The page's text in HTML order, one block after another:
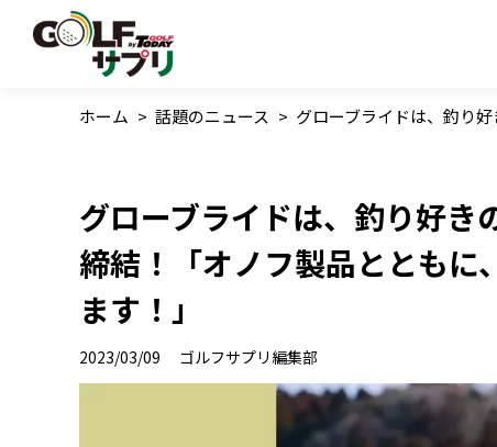
ホーム > 話題のニュース > グローブライドは、釣り
グローブライドは、釣り好き
締結！「オノフ製品とともに
ます！」
2023/03/09 ゴルフサプリ編集部